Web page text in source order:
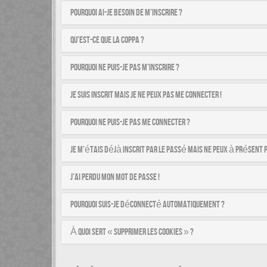
Pourquoi ai-je besoin de m’inscrire ?
Qu’est-ce que la COPPA ?
Pourquoi ne puis-je pas m’inscrire ?
Je suis inscrit mais je ne peux pas me connecter !
Pourquoi ne puis-je pas me connecter ?
Je m’étais déjà inscrit par le passé mais ne peux à présent
J’ai perdu mon mot de passe !
Pourquoi suis-je déconnecté automatiquement ?
À quoi sert « Supprimer les cookies » ?